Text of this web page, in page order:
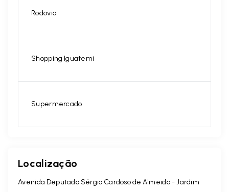
Rodovia
Shopping Iguatemi
Supermercado
Localização
Avenida Deputado Sérgio Cardoso de Almeida - Jardim